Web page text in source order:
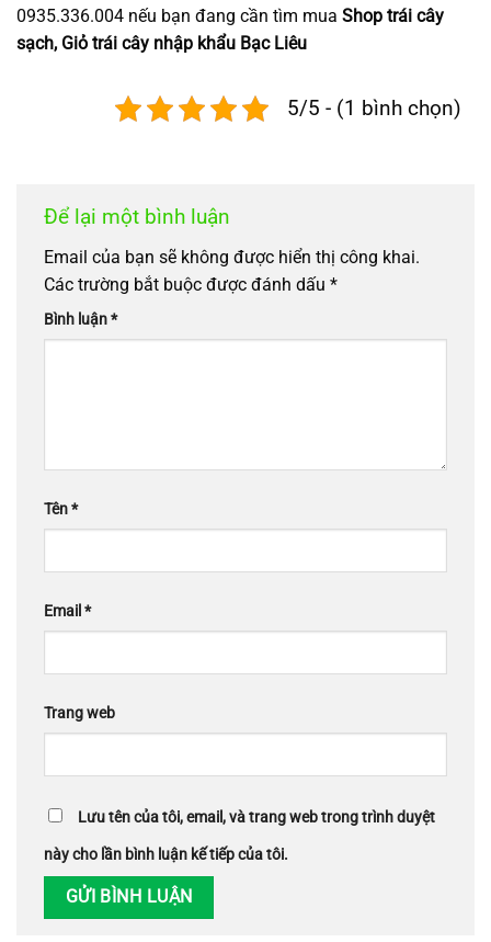
0935.336.004 nếu bạn đang cần tìm mua Shop trái cây
sạch, Giỏ trái cây nhập khẩu Bạc Liêu
5/5 - (1 bình chọn)
Để lại một bình luận
Email của bạn sẽ không được hiển thị công khai.
Các trường bắt buộc được đánh dấu *
Bình luận*
Tên*
Email *
Trang web
Lưu tên của tôi, email, và trang web trong trình duyệt
này cho lần bình luận kế tiếp của tôi.